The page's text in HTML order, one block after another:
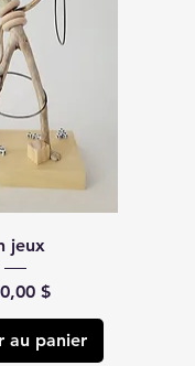
jeux
$
au panier